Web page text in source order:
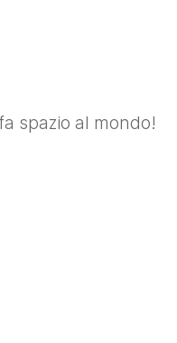
spazio al mondo!